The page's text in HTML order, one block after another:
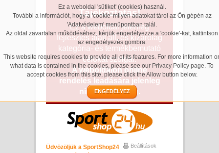
Ez a weboldal 'sütiket' (cookies) használ.
További a információt, hogy a 'cookie' milyen adatokat tárol az Ön gépén az
'Adatvédelem' menüpontban talál.
Az oldal zavartalan működéséhez, kérjük engedélyezze a 'cookie'-kat, kattintson
az engedélyezés gombra.
This website requires cookies to provide all of its features. For more information
what data is contained in the cookies, please see our Privacy Policy page. To
accept cookies from this site, please click the Allow button below.
ENGEDÉLYEZ
Tájékoztatás!
Ez a weboldal jelenleg
fejlesztés alatt áll, és kizárólag
kategória- és termékbemutató
célokat szolgál.
A weboldalon online
rendelés leadására jelenleg
nincs lehetőség.
Üdvözöljük a SportShop24
Beállítások